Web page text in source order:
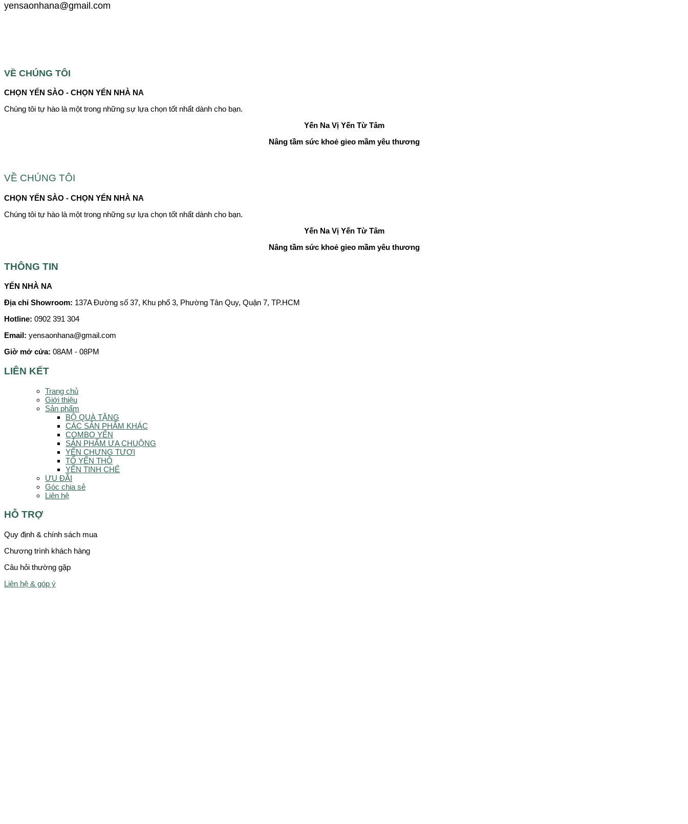
yensaonhana@gmail.com
VỀ CHÚNG TÔI
CHỌN YẾN SÀO - CHỌN YẾN NHÀ NA
Chúng tôi tự hào là một trong những sự lựa chọn tốt nhất dành cho bạn.
Yến Na Vị Yến Từ Tâm
Nâng tầm sức khoẻ gieo mầm yêu thương
VỀ CHÚNG TÔI
CHỌN YẾN SÀO - CHỌN YẾN NHÀ NA
Chúng tôi tự hào là một trong những sự lựa chọn tốt nhất dành cho bạn.
Yến Na Vị Yến Từ Tâm
Nâng tầm sức khoẻ gieo mầm yêu thương
THÔNG TIN
YẾN NHÀ NA
Địa chỉ Showroom: 137A Đường số 37, Khu phố 3, Phường Tân Quy, Quận 7, TP.HCM
Hotline: 0902 391 304
Email: yensaonhana@gmail.com
Giờ mở cửa: 08AM - 08PM
LIÊN KẾT
Trang chủ
Giới thiệu
Sản phẩm
BỘ QUÀ TẶNG
CÁC SẢN PHẨM KHÁC
COMBO YẾN
SẢN PHẨM ƯA CHUỘNG
YẾN CHƯNG TƯƠI
TỔ YẾN THÔ
YẾN TINH CHẾ
ƯU ĐÃI
Góc chia sẻ
Liên hệ
HỖ TRỢ
Quy định & chính sách mua
Chương trình khách hàng
Câu hỏi thường gặp
Liên hệ & góp ý